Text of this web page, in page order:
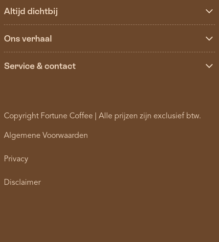
Altijd dichtbij
Ons verhaal
Service & contact
Copyright Fortune Coffee | Alle prijzen zijn exclusief btw.
Algemene Voorwaarden
Privacy
Disclaimer